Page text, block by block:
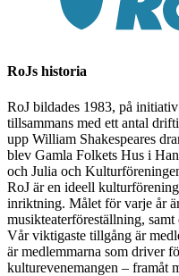
RoJs historia
RoJ bildades 1983, på
tillsammans med ett antal
upp William Shakespeares
blev Gamla Folkets Hus i
och Julia och
RoJ är en ideell
inriktning. Målet för varje år
musikteaterföreställning,
Vår viktigaste tillgång är
är medlemmarna som driver
kulturevenemangen – framåt